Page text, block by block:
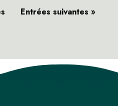
Entrées suivantes »